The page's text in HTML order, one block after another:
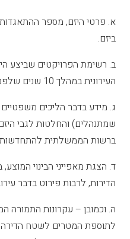
א. פרטי היזם, מספר
ביזם.
ב. רשימת הפרויקטים שביצע
העירונית במהלך 10 שנים שלפני הכנס.
ג. מידע בדבר הליכים
שמתנהלים) והחלטות לגבי
ברשות הממשלתית להתחדשות
ד. הצגת מאפייני הבינוי
הדירות, לרבות פירוט בדבר
ה. וכמובן – עקרונות התמורה
לתוספת המטרים לשטח